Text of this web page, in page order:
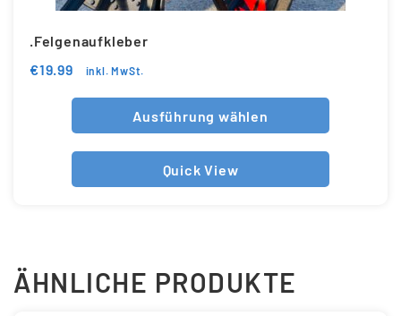
.Felgenaufkleber
€19.99 inkl. MwSt.
Ausführung wählen
Quick View
ÄHNLICHE PRODUKTE